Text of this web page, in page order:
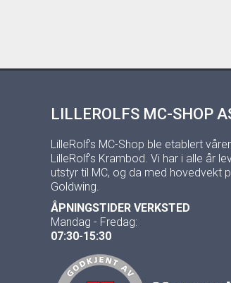
LILLEROLFS MC-SHOP
LilleRolf's MC-Shop ble etablert
LilleRolf's Krambod. Vi har i alle år
utstyr til MC, og da med hovedvekt
Goldwing.
ÅPNINGSTIDER VERKSTED
Mandag - Fredag:
07:30-15:30